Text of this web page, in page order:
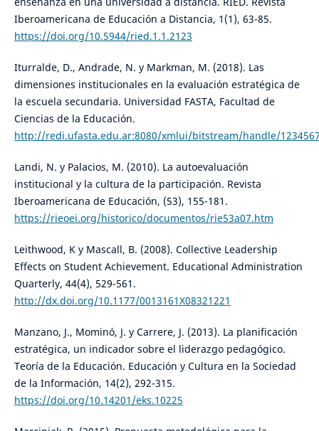
Iberoamericana de Educación a Distancia, 1(1), 63-85.
https://doi.org/10.5944/ried.1.1.2123
Iturralde, D., Andrade, N. y Markman, M. (2018). Las
dimensiones institucionales en la evaluación estratégica de
la escuela secundaria. Universidad FASTA, Facultad de
Ciencias de la Educación.
http://redi.ufasta.edu.ar:8080/xmlui/bitstream/handle/
Landi, N. y Palacios, M. (2010). La autoevaluación
institucional y la cultura de la participación. Revista
Iberoamericana de Educación, (53), 155-181.
https://rieoei.org/historico/documentos/rie53a07.htm
Leithwood, K y Mascall, B. (2008). Collective Leadership
Effects on Student Achievement. Educational Administration
Quarterly, 44(4), 529-561.
http://dx.doi.org/10.1177/0013161X08321221
Manzano, J., Mominó, J. y Carrere, J. (2013). La planificación
estratégica, un indicador sobre el liderazgo pedagógico.
Teoría de la Educación. Educación y Cultura en la Sociedad
de la Información, 14(2), 292-315.
https://doi.org/10.14201/eks.10225